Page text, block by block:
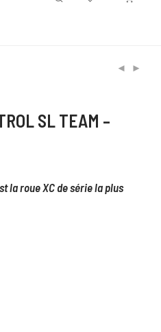
SL TEAM –
la roue XC de série la plus